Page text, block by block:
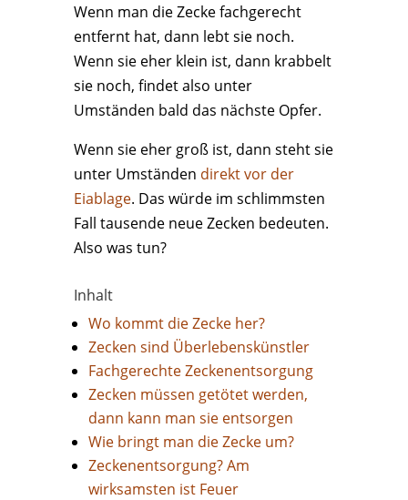
Wenn man die Zecke fachgerecht
entfernt hat, dann lebt sie noch.
Wenn sie eher klein ist, dann krabbelt
sie noch, findet also unter
Umständen bald das nächste Opfer.
Wenn sie eher groß ist, dann steht sie
unter Umständen direkt vor der
Eiablage. Das würde im schlimmsten
Fall tausende neue Zecken bedeuten.
Also was tun?
Inhalt
Wo kommt die Zecke her?
Zecken sind Überlebenskünstler
Fachgerechte Zeckenentsorgung
Zecken müssen getötet werden,
dann kann man sie entsorgen
Wie bringt man die Zecke um?
Zeckenentsorgung? Am
wirksamsten ist Feuer